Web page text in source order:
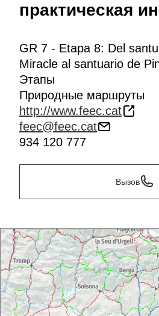
практическая
GR 7 - Etapa 8: Del
Miracle al santuario de
Этапы
Природные маршруты
http://www.feec.cat
feec@feec.cat
934 120 777
Вызов